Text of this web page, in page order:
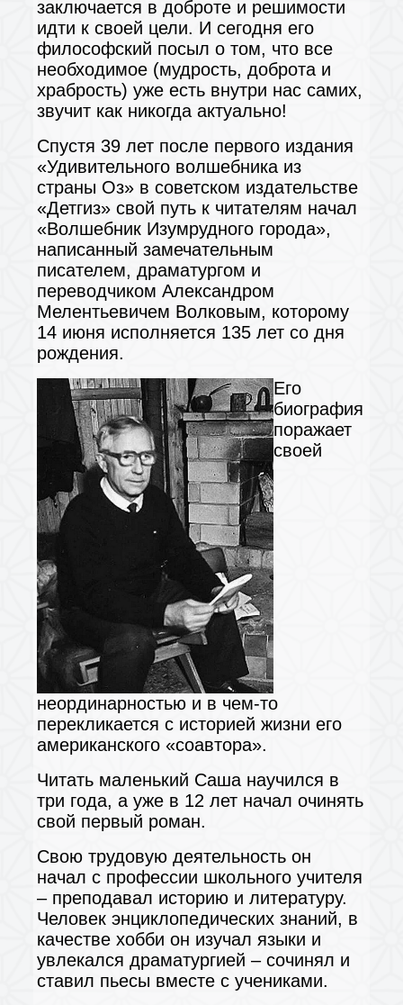
заключается в доброте и решимости
идти к своей цели. И сегодня его
философский посыл о том, что все
необходимое (мудрость, доброта и
храбрость) уже есть внутри нас самих,
звучит как никогда актуально!
Спустя 39 лет после первого издания
«Удивительного волшебника из
страны Оз» в советском издательстве
«Детгиз» свой путь к читателям начал
«Волшебник Изумрудного города»,
написанный замечательным
писателем, драматургом и
переводчиком Александром
Мелентьевичем Волковым, которому
14 июня исполняется 135 лет со дня
рождения.
Его
биография
поражает
своей
неординарностью и в чем-то
перекликается с историей жизни его
американского «соавтора».
Читать маленький Саша научился в
три года, а уже в 12 лет начал очинять
свой первый роман.
Свою трудовую деятельность он
начал с профессии школьного учителя
– преподавал историю и литературу.
Человек энциклопедических знаний, в
качестве хобби он изучал языки и
увлекался драматургией – сочинял и
ставил пьесы вместе с учениками.